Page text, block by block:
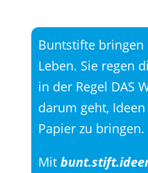
Buntstifte bringen
Leben. Sie regen
in der Regel DAS
darum geht,
Papier zu bringen.
Mit